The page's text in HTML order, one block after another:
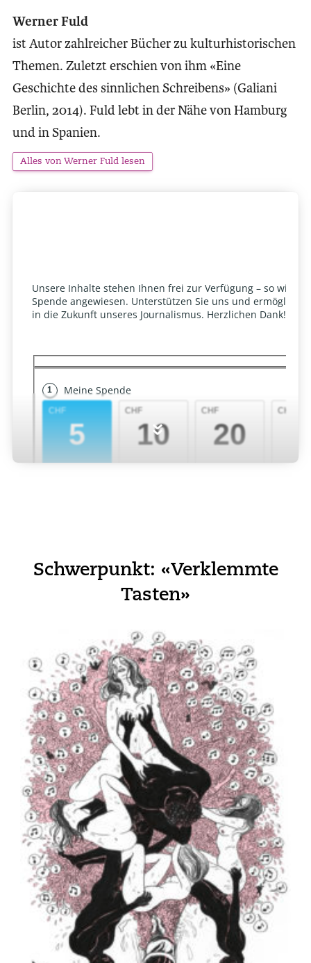
Werner Fuld
ist Autor zahlreicher Bücher zu kulturhistorischen
Themen. Zuletzt erschien von ihm «Eine
Geschichte des sinnlichen Schreibens» (Galiani
Berlin, 2014). Fuld lebt in der Nähe von Hamburg
und in Spanien.
Alles von Werner Fuld lesen
»
Schwerpunkt: «Verklemmte
Tasten»